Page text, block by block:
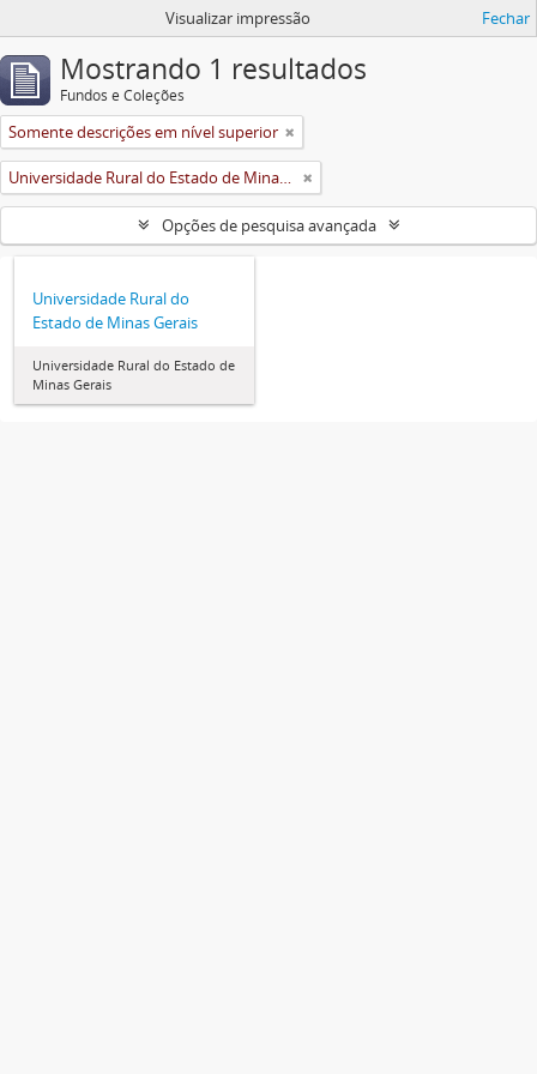
Visualizar impressão Fechar
Mostrando 1 resultados
Fundos e Coleções
Somente descrições em nível superior
Universidade Rural do Estado de Minas Gerais (Uremg)
Opções de pesquisa avançada
Universidade Rural do
Estado de Minas Gerais
Universidade Rural do Estado de
Minas Gerais